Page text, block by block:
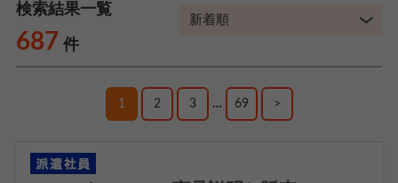
検索結果一覧
687 件
1 2 3 … 69 >